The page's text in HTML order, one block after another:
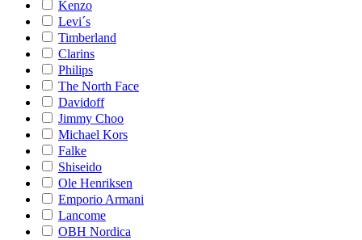
Kenzo
Levi´s
Timberland
Clarins
Philips
The North Face
Davidoff
Jimmy Choo
Michael Kors
Falke
Shiseido
Ole Henriksen
Emporio Armani
Lancome
OBH Nordica